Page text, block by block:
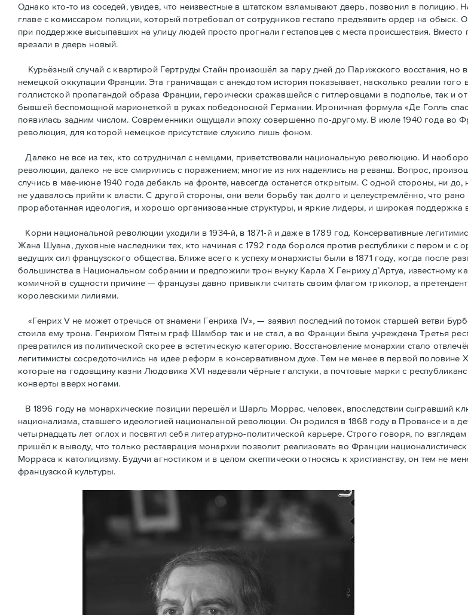
Однако кто-то из соседей, увидев, что неизвестные в штатском взламывают дверь, позвонил в полицию.
главе с комиссаром полиции, который потребовал от сотрудников гестапо предъявить ордер на обыск.
при поддержке высыпавших на улицу людей просто прогнали гестаповцев с места происшествия.
врезали в дверь новый.
Курьёзный случай с квартирой Гертруды Стайн произошёл за пару дней до Парижского восстания,
немецкой оккупации Франции. Эта граничащая с анекдотом история показывает, насколько реалии того
голлистской пропагандой образа Франции, героически сражавшейся с гитлеровцами в подполье, так и
бывшей беспомощной марионеткой в руках победоносной Германии. Ироничная формула «Де Голль
появилась задним числом. Современники ощущали эпоху совершенно по-другому. В июле 1940 года во
революция, для которой немецкое присутствие служило лишь фоном.
Далеко не все из тех, кто сотрудничал с немцами, приветствовали национальную революцию. И
революции, далеко не все смирились с поражением; многие из них надеялись на реванш. Вопрос,
случись в мае-июне 1940 года дебакль на фронте, навсегда останется открытым. С одной стороны, ни
не удавалось прийти к власти. С другой стороны, они вели борьбу так долго и целеустремлённо, что
проработанная идеология, и хорошо организованные структуры, и яркие лидеры, и широкая поддержка
Корни национальной революции уходили в 1934-й, в 1871-й и даже в 1789 год. Консервативные
Жана Шуана, духовные наследники тех, кто начиная с 1792 года боролся против республики с пером и с
ведущих сил французского общества. Ближе всего к успеху монархисты были в 1871 году, когда после
большинства в Национальном собрании и предложили трон внуку Карла Х Генриху д’Артуа, известному
комичной в сущности причине — французы давно привыкли считать своим флагoм триколор, а
королевскими лилиями.
«Генрих V не может отречься от знамени Генриха IV», — заявил последний потомок старшей ветви
стоила ему трона. Генрихом Пятым граф Шамбор так и не стал, а во Франции была учреждена Третья
превратился из политической скорее в эстетическую категорию. Восстановление монархии стало
легитимисты сосредоточились на идее реформ в консервативном духе. Тем не менее в первой
которые на годовщину казни Людовика XVI надевали чёрные галстуки, а почтовые марки с
конверты вверх ногами.
В 1896 году на монархические позиции перешёл и Шарль Моррас, человек, впоследствии сыгравший
национализма, ставшего идеологией национальной революции. Он родился в 1868 году в Провансе и в
четырнадцать лет оглох и посвятил себя литературно-политической карьере. Строго говоря, по
пришёл к выводу, что только реставрация монархии позволит реализовать во Франции
Морраса к католицизму. Будучи агностиком и в целом скептически относясь к христианству, он тем не
французской культуры.